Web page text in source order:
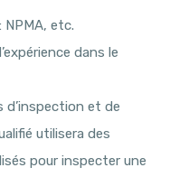
: NPMA, etc.
dans le
d’inspection et de
utilisera des
pour inspecter une